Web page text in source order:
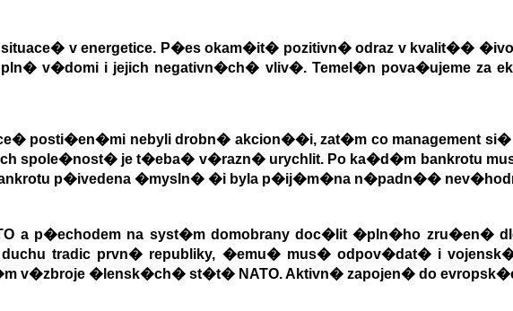
� v energetice. P�es okam�it� pozitivn� odraz v kvalit��
v�domi i jejich negativn�ch� vliv�. Temel�n pova�ujeme za
� posti�en�mi nebyli drobn� akcion��i, zat�m co management si�
spole�nost� je t�eba� v�razn� urychlit. Po ka�d�m bankrotu
p�ivedena �mysln� �i byla p�ij�m�na n�padn��
a p�echodem na syst�m domobrany doc�lit �pln�ho zru�en�
tradic prvn� republiky, �emu� mus� odpov�dat� i
v�zbroje �lensk�ch� st�t� NATO. Aktivn� zapojen� do